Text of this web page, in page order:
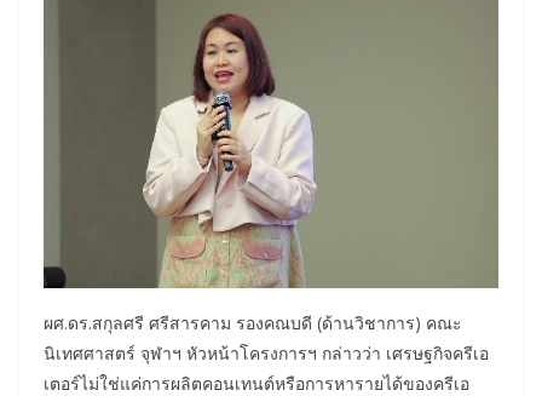
ผศ.ดร.สกุลศรี ศรีสารคาม รองคณบดี (ด้านวิชาการ) คณะ
นิเทศศาสตร์ จุฬาฯ หัวหน้าโครงการฯ กล่าวว่า เศรษฐกิจครีเอ
เตอร์ไม่ใช่แค่การผลิตคอนเทนต์หรือการหารายได้ของครีเอ